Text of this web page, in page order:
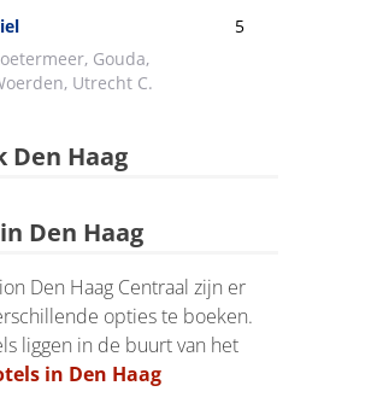
Den Haag
Den Haag
Den Haag Centraal zijn er
opties te boeken.
liggen in de buurt van het
in Den Haag